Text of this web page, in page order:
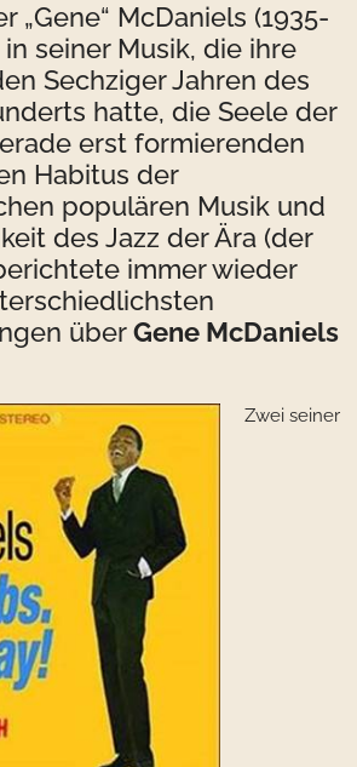
„Gene“ McDaniels (1935-
in seiner Musik, die ihre
Sechziger Jahren des
hatte, die Seele der
erst formierenden
Habitus der
populären Musik und
des Jazz der Ära (der
immer wieder
überGene McDaniels
Zwei seiner